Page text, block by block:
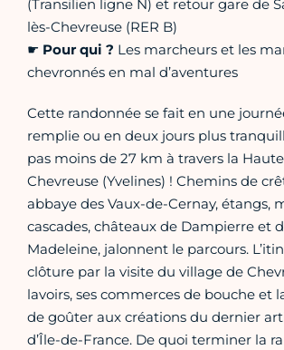
(Transilien ligne N) et retour gare de
lès-Chevreuse (RER B)
☛ Pour qui ? Les marcheurs et les
chevronnés en mal d’aventures
Cette randonnée se fait en une
remplie ou en deux jours plus
pas moins de 27 km à travers la
Chevreuse (Yvelines) ! Chemins de
abbaye des Vaux-de-Cernay, étangs,
cascades, châteaux de Dampierre et
Madeleine, jalonnent le parcours.
clôture par la visite du village de
lavoirs, ses commerces de bouche et
de goûter aux créations du dernier
d’Île-de-France. De quoi terminer la